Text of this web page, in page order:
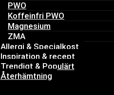
PWO
Koffeinfri PWO
Magnesium
ZMA
Allergi & Specialkost
Inspiration & recept
Trendigt & Populärt
Återhämtning